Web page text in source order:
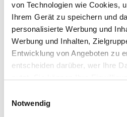
von Technologien wie Cookies,
Ihrem Gerät zu speichern und
personalisierte Werbung und
Werbung und Inhalten,
Entwicklung von Angeboten zu
entscheiden darüber, wer Ihre
Trigger Symbol ändern oder
Notwendig